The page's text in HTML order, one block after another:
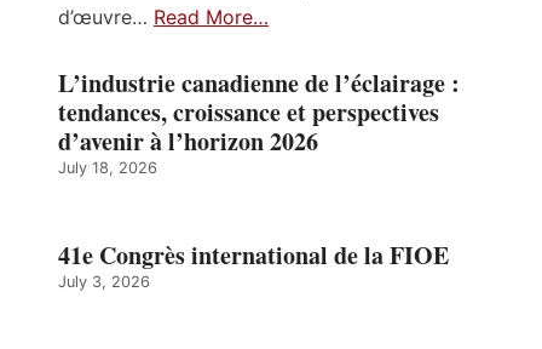
d’œuvre… Read More…
L’industrie canadienne de l’éclairage :
tendances, croissance et perspectives
d’avenir à l’horizon 2026
July 18, 2026
41e Congrès international de la FIOE
July 3, 2026